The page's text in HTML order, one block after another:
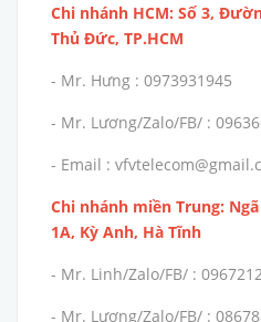
Chi nhánh HCM: Số 3,
Thủ Đức, TP.HCM
- Mr. Hưng : 0973931945
- Mr. Lương/Zalo/FB/ :
- Email :
Chi nhánh miền Trung:
1A, Kỳ Anh, Hà Tĩnh
- Mr. Linh/Zalo/FB/ :
- Mr. Lương/Zalo/FB/ :